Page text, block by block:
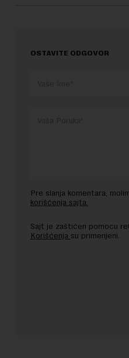
OSTAVITE ODGOVOR
Pre slanja komentara,
korišćenja sajta.
Sajt je zaštićen pomocu
Korišćenja su primenjeni.